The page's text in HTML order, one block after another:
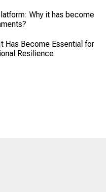
Why it has become
Has Become Essential for
Resilience